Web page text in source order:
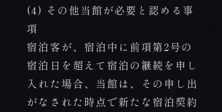
(4) その他当館が必要と認める事
項
宿泊客が、宿泊中に前項第2号の
宿泊日を超えて宿泊の継続を申し
入れた場合、当館は、その申し出
がなされた時点で新たな宿泊契約